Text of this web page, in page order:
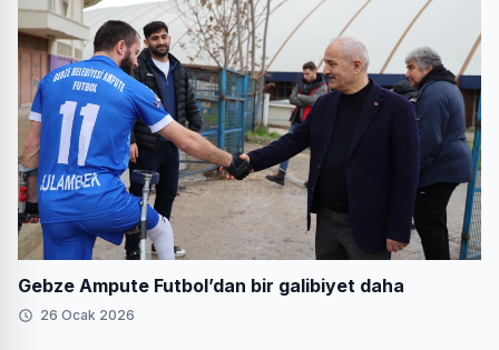
Gebze Ampute Futbol’dan bir galibiyet daha
26 Ocak 2026